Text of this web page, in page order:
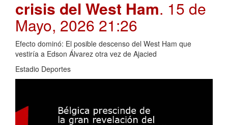
crisis del West Ham. 15 de
Mayo, 2026 21:26
Efecto dominó: El posible descenso del West Ham que
vestiría a Edson Álvarez otra vez de Ajacied
Estadio Deportes